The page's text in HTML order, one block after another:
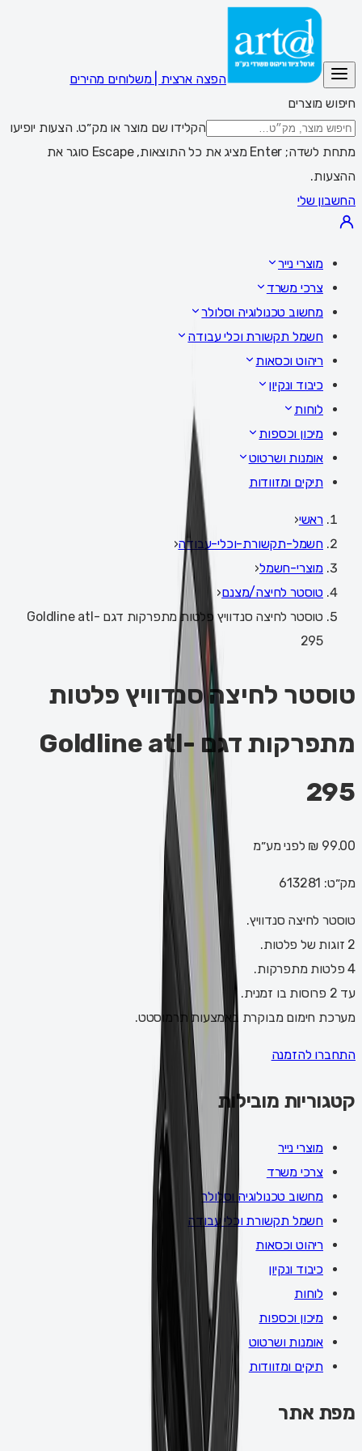
הפצה ארצית | משלוחים מהירים
חיפוש מוצרים
הקלידו שם מוצר או מק״ט. הצעות יופיעו
מתחת לשדה; Enter מציג את כל התוצאות, Escape סוגר את
ההצעות.
החשבון שלי
מוצרי נייר
צרכי משרד
מחשוב טכנולוגיה וסלולר
חשמל תקשורת וכלי עבודה
ריהוט וכסאות
כיבוד ונקיון
לוחות
מיכון וכספות
אומנות ושרטוט
תיקים ומזוודות
ראשי‹
חשמל-תקשורת-וכלי-עבודה‹
מוצרי-חשמל‹
טוסטר לחיצה/מצנם‹
טוסטר לחיצה סנדוויץ פלטות מתפרקות דגם Goldline atl-
295
טוסטר לחיצה סנדוויץ פלטות
מתפרקות דגם Goldline atl-
295
99.00 ₪ לפני מע״מ
מק״ט: 613281
טוסטר לחיצה סנדוויץ.
2 זוגות של פלטות.
4 פלטות מתפרקות.
עד 2 פרוסות בו זמנית.
מערכת חימום מבוקרת באמצעות תרמוסטט.
התחברו להזמנה
קטגוריות מובילות
מוצרי נייר
צרכי משרד
מחשוב טכנולוגיה וסלולר
חשמל תקשורת וכלי עבודה
ריהוט וכסאות
כיבוד ונקיון
לוחות
מיכון וכספות
אומנות ושרטוט
תיקים ומזוודות
מפת אתר